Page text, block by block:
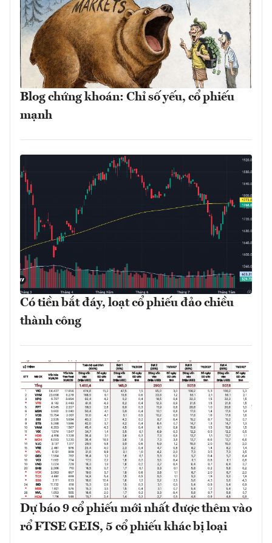
Blog chứng khoán: Chỉ số yếu, cổ phiếu
mạnh
Có tiền bắt đáy, loạt cổ phiếu đảo chiều
thành công
Dự báo 9 cổ phiếu mới nhất được thêm vào
rổ FTSE GEIS, 5 cổ phiếu khác bị loại